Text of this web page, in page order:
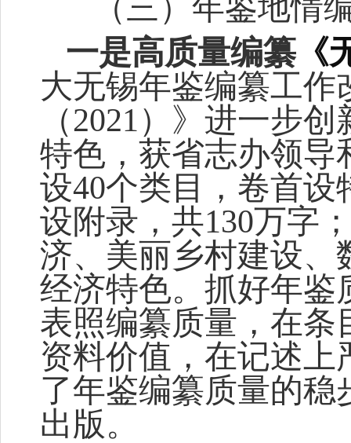
（三） 年鉴地情
一是高质量编纂《
大无锡年鉴编纂工作
（2021）》进一步创
特色， 获省志办领导
设40个类目，卷首
设附录，共130万字
济、美丽乡村建设、
经济特色。抓好年鉴
表照编纂质量，在条
资料价值，在记述
了年鉴编纂质量的稳
出版。